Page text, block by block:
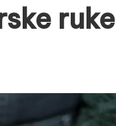
ruke